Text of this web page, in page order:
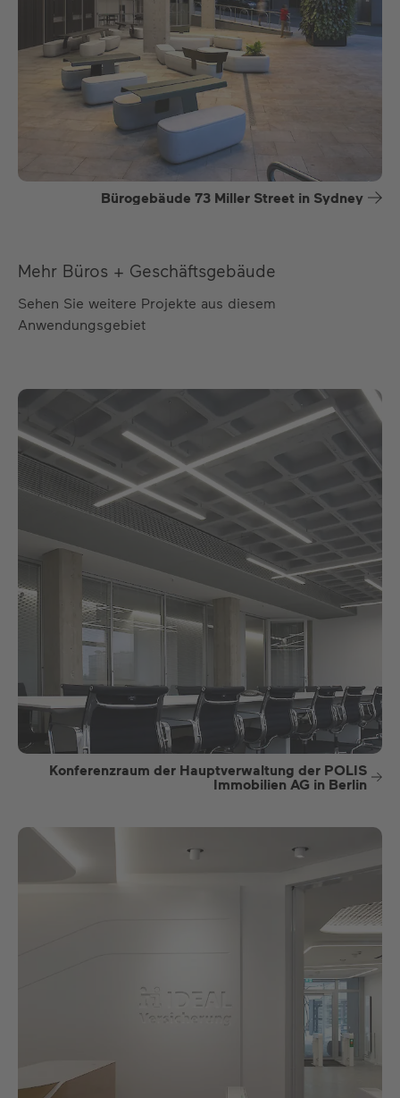
Bürogebäude 73 Miller Street in Sydney
Mehr Büros + Geschäftsgebäude
Sehen Sie weitere Projekte aus diesem
Anwendungsgebiet
Konferenzraum der Hauptverwaltung der POLIS
Immobilien AG in Berlin